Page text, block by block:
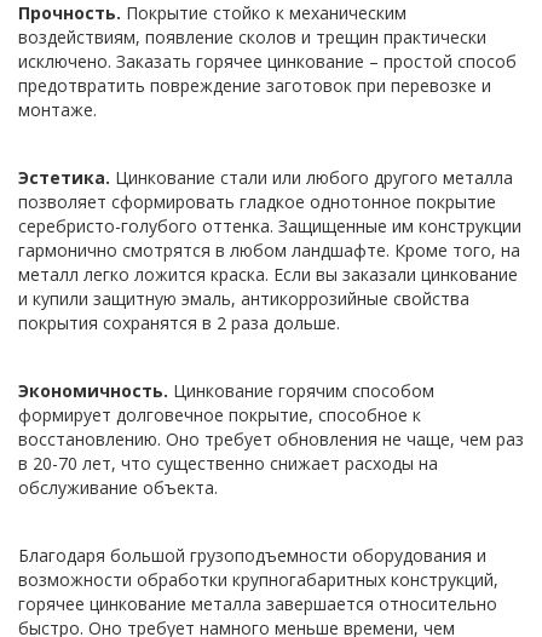
Прочность. Покрытие стойко к механическим
воздействиям, появление сколов и трещин практически
исключено. Заказать горячее цинкование – простой способ
предотвратить повреждение заготовок при перевозке и
монтаже.
Эстетика. Цинкование стали или любого другого металла
позволяет сформировать гладкое однотонное покрытие
серебристо-голубого оттенка. Защищенные им конструкции
гармонично смотрятся в любом ландшафте. Кроме того, на
металл легко ложится краска. Если вы заказали цинкование
и купили защитную эмаль, антикоррозийные свойства
покрытия сохранятся в 2 раза дольше.
Экономичность. Цинкование горячим способом
формирует долговечное покрытие, способное к
восстановлению. Оно требует обновления не чаще, чем раз
в 20-70 лет, что существенно снижает расходы на
обслуживание объекта.
Благодаря большой грузоподъемности оборудования и
возможности обработки крупногабаритных конструкций,
горячее цинкование металла завершается относительно
быстро. Оно требует намного меньше времени, чем